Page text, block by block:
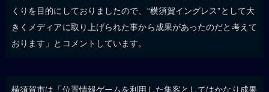
くりを目的にしておりましたので、“横須賀イングレス”として大
きくメディアに取り上げられた事から成果があったのだと考えて
おります」とコメントしています。
横須賀市は「位置情報ゲームを利用した集客としてはかなり成果